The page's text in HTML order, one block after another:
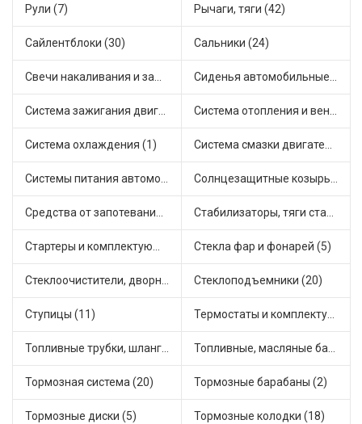
Рули (7) Рычаги, тяги (42)
Сайлентблоки (30) Сальники (24)
Свечи накаливания и зажигания (31) Сиденья автомобильные (1)
Система зажигания двигателя (3) Система отопления и вентиляции (17)
Система охлаждения (1) Система смазки двигателя (17)
Системы питания автомобиля (21) Солнцезащитные козырьки для салона автомобиля (3)
Средства от запотевания и размораживатели стекла (1) Стабилизаторы, тяги стабилизатора, стойки стабилиз (3)
Стартеры и комплектующие (38) Стекла фар и фонарей (5)
Стеклоочистители, дворники (1) Стеклоподъемники (20)
Ступицы (11) Термостаты и комплектующие системы охлаждения (55)
Топливные трубки, шланги, магистрали и рампы (3) Топливные, масляные баки (1)
Тормозная система (20) Тормозные барабаны (2)
Тормозные диски (5) Тормозные колодки (18)